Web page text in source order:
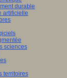
durable
artificielle
sciences
territoires